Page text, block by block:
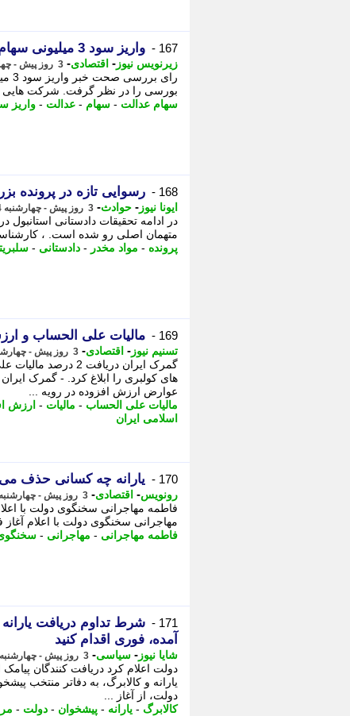
167 - واریز سود 3 میلیونی سهام عدالت واقعیت دارد؟ +جزییات و زمان
زیرنویس نیوز - اقتصادی- 3 روز پیش - چهارشنبه 14 مرداد 1405، 11:38
بورسی را در نظر گرفت. شرکت هایی
سهام عدالت - سهام - عدالت - واریز
168 - رسوایی تازه در پرونده
ایونا نیوز - حوادث- 3 روز پیش - چهارشنبه 14 مرداد 1405، 11:31
در ادامه تحقیقات دادستانی استانبول
متهمان اصلی رو شده است. ،
پرونده - مواد مخدر - دادستانی -
169 - مالیات علی الحساب و
تسنیم نیوز - اقتصادی- 3 روز پیش - چهارشنبه 14 مرداد 1405، 11:30
گمرک ایران دریافت
عوارض ارزش افزوده در رویه ...
مالیات علی الحساب - مالیات - ارزش
اسلامی ایران
170 - یارانه چه کسانی حذف
رونویس- اقتصادی- 3 روز پیش - چهارشنبه 14 مرداد 1405، 11:18
فاطمه مهاجرانی سخنگوی دولت با
مهاجرانی سخنگوی دولت با اعلام
فاطمه مهاجرانی - مهاجرانی -
171 -
شرط تداوم دریافت
آمده، فوری اقدام کنید
شایا نیوز - سیاسی- 3 روز پیش - چهارشنبه 14 مرداد 1405، 11:16
دولت اعلام کرد دریافت کنندگان
یارانه و کالابرگ، به دفاتر منتخب
دولت، از آغاز ...
کالابرگ - یارانه - پیشخوان - دولت -